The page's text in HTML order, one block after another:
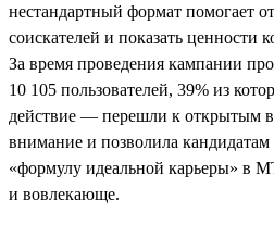
нестандартный формат помогает
соискателей и показать ценности
За время проведения кампании
10 105 пользователей, 39% из
действие — перешли к открытым
внимание и позволила кандидатам
«формулу идеальной карьеры» в
и вовлекающе.